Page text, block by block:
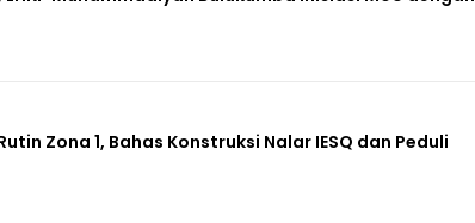
Zona 1, Bahas Konstruksi Nalar IESQ dan Peduli